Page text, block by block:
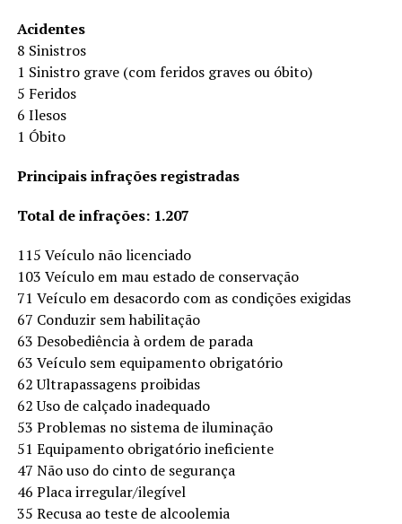
Acidentes
8 Sinistros
1 Sinistro grave (com feridos graves ou óbito)
5 Feridos
6 Ilesos
1 Óbito
Principais infrações registradas
Total de infrações: 1.207
115 Veículo não licenciado
103 Veículo em mau estado de conservação
71 Veículo em desacordo com as condições exigidas
67 Conduzir sem habilitação
63 Desobediência à ordem de parada
63 Veículo sem equipamento obrigatório
62 Ultrapassagens proibidas
62 Uso de calçado inadequado
53 Problemas no sistema de iluminação
51 Equipamento obrigatório ineficiente
47 Não uso do cinto de segurança
46 Placa irregular/ilegível
35 Recusa ao teste de alcoolemia